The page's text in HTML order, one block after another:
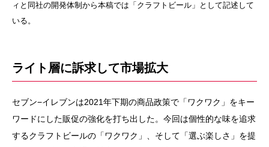
ィと同社の開発体制から本稿では「クラフトビール」として記述して
いる。
ライト層に訴求して市場拡大
セブン−イレブンは2021年下期の商品政策で「ワクワク」をキー
ワードにした販促の強化を打ち出した。今回は個性的な味を追求
するクラフトビールの「ワクワク」、そして「選ぶ楽しさ」を提